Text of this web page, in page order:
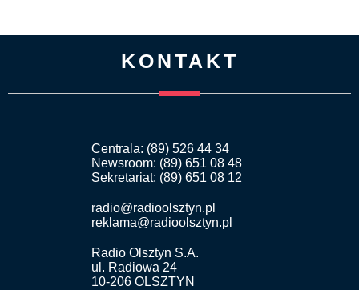
KONTAKT
Centrala: (89) 526 44 34
Newsroom: (89) 651 08 48
Sekretariat: (89) 651 08 12
radio@radioolsztyn.pl
reklama@radioolsztyn.pl
Radio Olsztyn S.A.
ul. Radiowa 24
10-206 OLSZTYN